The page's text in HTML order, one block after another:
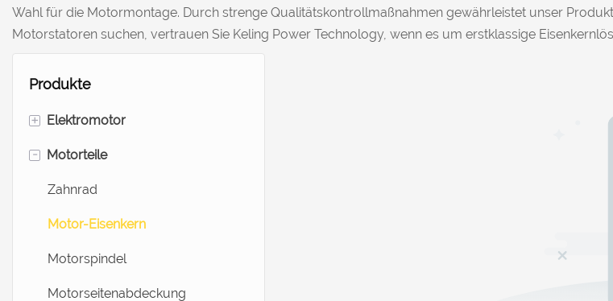
Wahl für die Motormontage. Durch strenge Qualitätskontrollmaßnahmen gewährleistet unser
Motorstatoren suchen, vertrauen Sie Keling Power Technology, wenn es um erstklassige
Produkte
+ Elektromotor
Ebike-Nabenmotor
E-Bike-Radmotor
Scooter-Nabenmotor
Laufbandmotor
Medizinische Motoren
- Motorteile
Zahnrad
Motor-Eisenkern
Motorspindel
Motorseitenabdeckung